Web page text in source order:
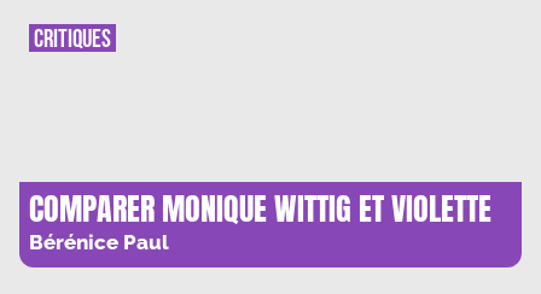
COMPARER MONIQUE WITTIG ET VIOLETTE
LEDUC : L’IMPOSSIBLE GAGEURE ?
Bérénice Paul
CRITIQUES